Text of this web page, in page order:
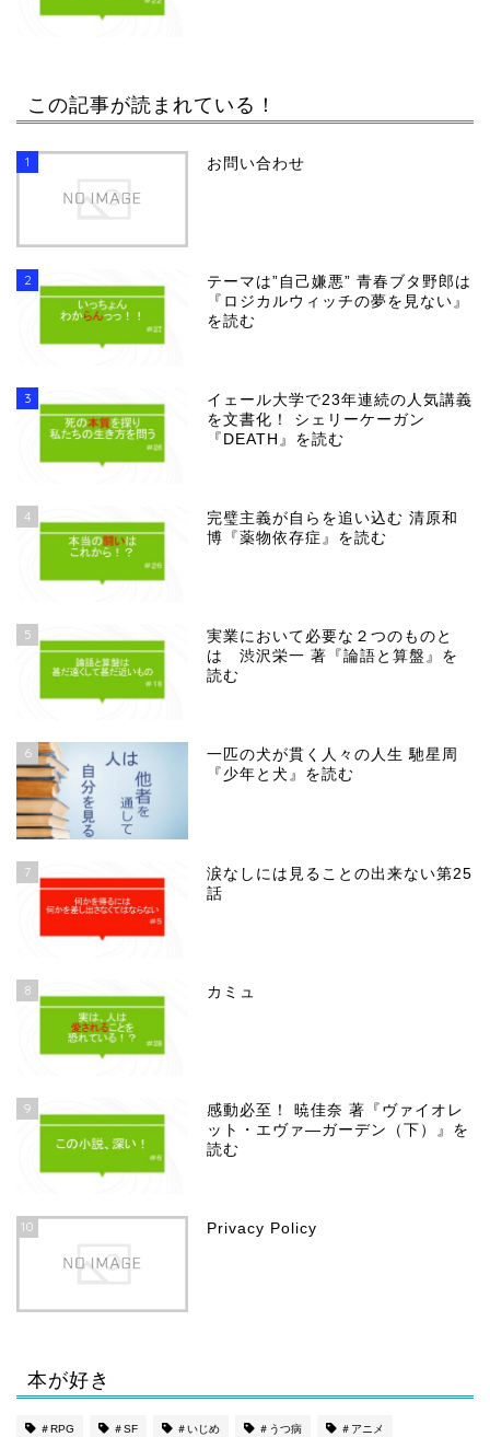
この記事が読まれている！
1 お問い合わせ
2
テーマは”自己嫌悪” 青春ブタ野郎は
『ロジカルウィッチの夢を見ない』
を読む
3
イェール大学で23年連続の人気講義
を文書化！ シェリーケーガン
『DEATH』を読む
4
完璧主義が自らを追い込む 清原和
博『薬物依存症』を読む
5
実業において必要な２つのものと
は 渋沢栄一 著『論語と算盤』を
読む
6
一匹の犬が貫く人々の人生 馳星周
『少年と犬』を読む
7
涙なしには見ることの出来ない第25
話
8 カミュ
9
感動必至！ 暁佳奈 著『ヴァイオレ
ット・エヴァ―ガーデン（下）』を
読む
10 Privacy Policy
本が好き
＃RPG ＃SF ＃いじめ ＃うつ病 ＃アニメ